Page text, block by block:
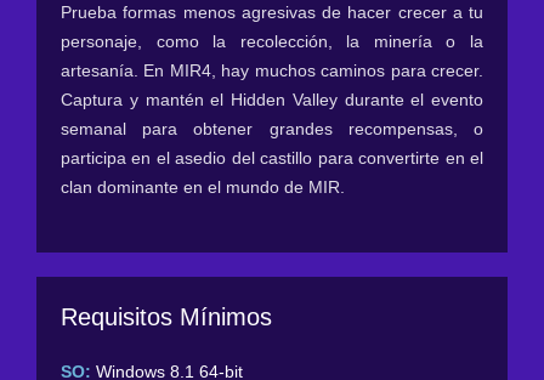
Prueba formas menos agresivas de hacer crecer a tu
personaje, como la recolección, la minería o la
artesanía. En MIR4, hay muchos caminos para crecer.
Captura y mantén el Hidden Valley durante el evento
semanal para obtener grandes recompensas, o
participa en el asedio del castillo para convertirte en el
clan dominante en el mundo de MIR.
Requisitos Mínimos
SO: Windows 8.1 64-bit